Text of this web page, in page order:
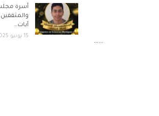
……
أسرة
آيات…
15 يونيو 2025